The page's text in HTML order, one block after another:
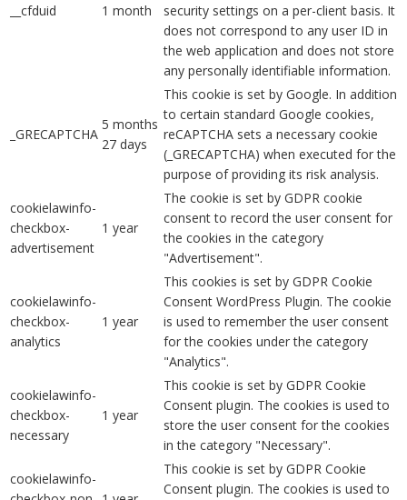
__cfduid 1 month
security settings on a per-client basis. It
does not correspond to any user ID in
the web application and does not store
any personally identifiable information.
_GRECAPTCHA
5 months
27 days
This cookie is set by Google. In addition
to certain standard Google cookies,
reCAPTCHA sets a necessary cookie
(_GRECAPTCHA) when executed for the
purpose of providing its risk analysis.
cookielawinfo-
checkbox-
advertisement
1 year
The cookie is set by GDPR cookie
consent to record the user consent for
the cookies in the category
"Advertisement".
cookielawinfo-
checkbox-
analytics
1 year
This cookies is set by GDPR Cookie
Consent WordPress Plugin. The cookie
is used to remember the user consent
for the cookies under the category
"Analytics".
cookielawinfo-
checkbox-
necessary
1 year
This cookie is set by GDPR Cookie
Consent plugin. The cookies is used to
store the user consent for the cookies
in the category "Necessary".
cookielawinfo-
This cookie is set by GDPR Cookie
Consent plugin. The cookies is used to